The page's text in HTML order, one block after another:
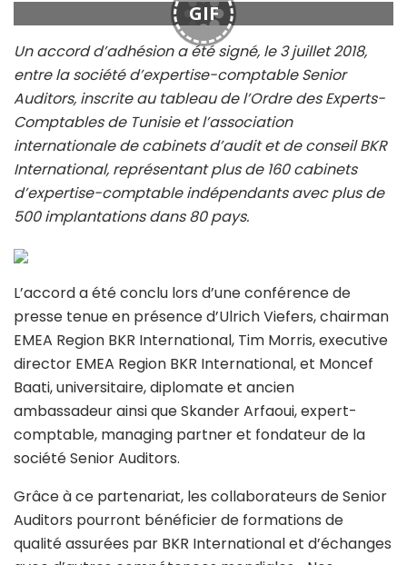
GIF
Un accord d’adhésion a été signé, le 3 juillet 2018,
entre la société d’expertise-comptable Senior
Auditors, inscrite au tableau de l’Ordre des Experts-
Comptables de Tunisie et l’association
internationale de cabinets d’audit et de conseil BKR
International, représentant plus de 160 cabinets
d’expertise-comptable indépendants avec plus de
500 implantations dans 80 pays.
L’accord a été conclu lors d’une conférence de
presse tenue en présence d’Ulrich Viefers, chairman
EMEA Region BKR International, Tim Morris, executive
director EMEA Region BKR International, et Moncef
Baati, universitaire, diplomate et ancien
ambassadeur ainsi que Skander Arfaoui, expert-
comptable, managing partner et fondateur de la
société Senior Auditors.
Grâce à ce partenariat, les collaborateurs de Senior
Auditors pourront bénéficier de formations de
qualité assurées par BKR International et d’échanges